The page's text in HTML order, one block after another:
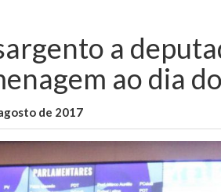
a
ao dia
de 2017